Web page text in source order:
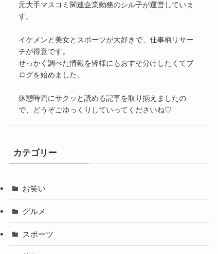
元大手マスコミ関連企業勤務のシル子が運営していま
す。
イケメンと美女とスポーツが大好きで、仕事柄リサー
チが得意です。
せっかく調べた情報を皆様にもおすそ分けしたくてブ
ログを始めました。
休憩時間にサクッと読める記事を取り揃えましたの
で、どうぞごゆっくりしていってくださいね♡
カテゴリー
お笑い
グルメ
スポーツ